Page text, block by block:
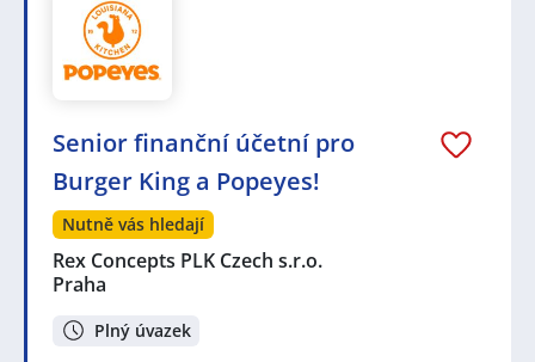
Senior finanční účetní pro
Burger King a Popeyes!
Nutně vás hledají
Rex Concepts PLK Czech s.r.o.
Praha
Plný úvazek